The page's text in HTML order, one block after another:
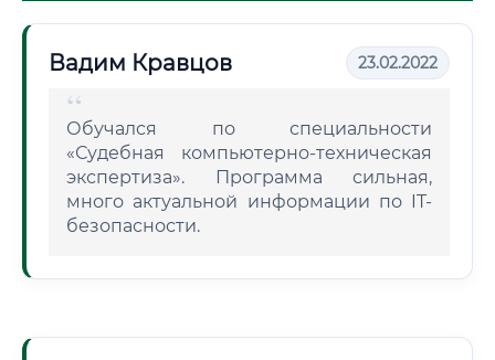
Вадим Кравцов 23.02.2022
Обучался по специальности
«Судебная компьютерно-техническая
экспертиза». Программа сильная,
много актуальной информации по IT-
безопасности.